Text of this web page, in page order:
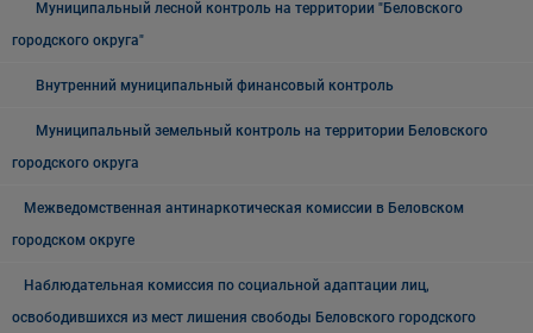
Муниципальный лесной контроль на территории "Беловского
городского округа"
Внутренний муниципальный финансовый контроль
Муниципальный земельный контроль на территории Беловского
городского округа
Межведомственная антинаркотическая комиссии в Беловском
городском округе
Наблюдательная комиссия по социальной адаптации лиц,
освободившихся из мест лишения свободы Беловского городского